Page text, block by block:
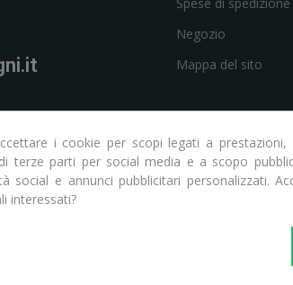
Negozio
Mappa del sito
Tutti i Diritti Riservati
i cookie per scopi legati a prestazioni,
terze parti per social media e a scopo
social e annunci pubblicitari personalizzati.
interessati?